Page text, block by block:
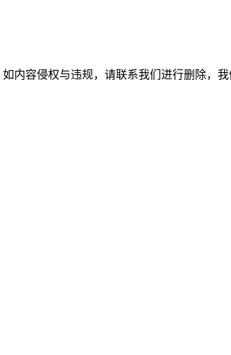
容侵权与违规，请联系我们进行删除，我